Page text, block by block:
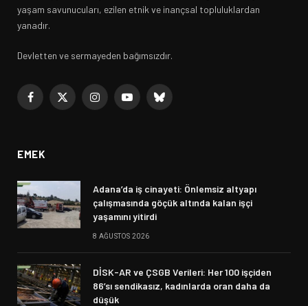
yaşam savunucuları, ezilen etnik ve inançsal topluluklardan
yanadır.
Devletten ve sermayeden bağımsızdır.
Facebook
X
InstagramYouTubeBluesky
EMEK
Adana’da iş cinayeti: Önlemsiz altyapı
çalışmasında göçük altında kalan işçi
yaşamını yitirdi
8 AĞUSTOS 2026
DİSK-AR ve ÇSGB Verileri: Her 100 işçiden
86’sı sendikasız, kadınlarda oran daha da
düşük